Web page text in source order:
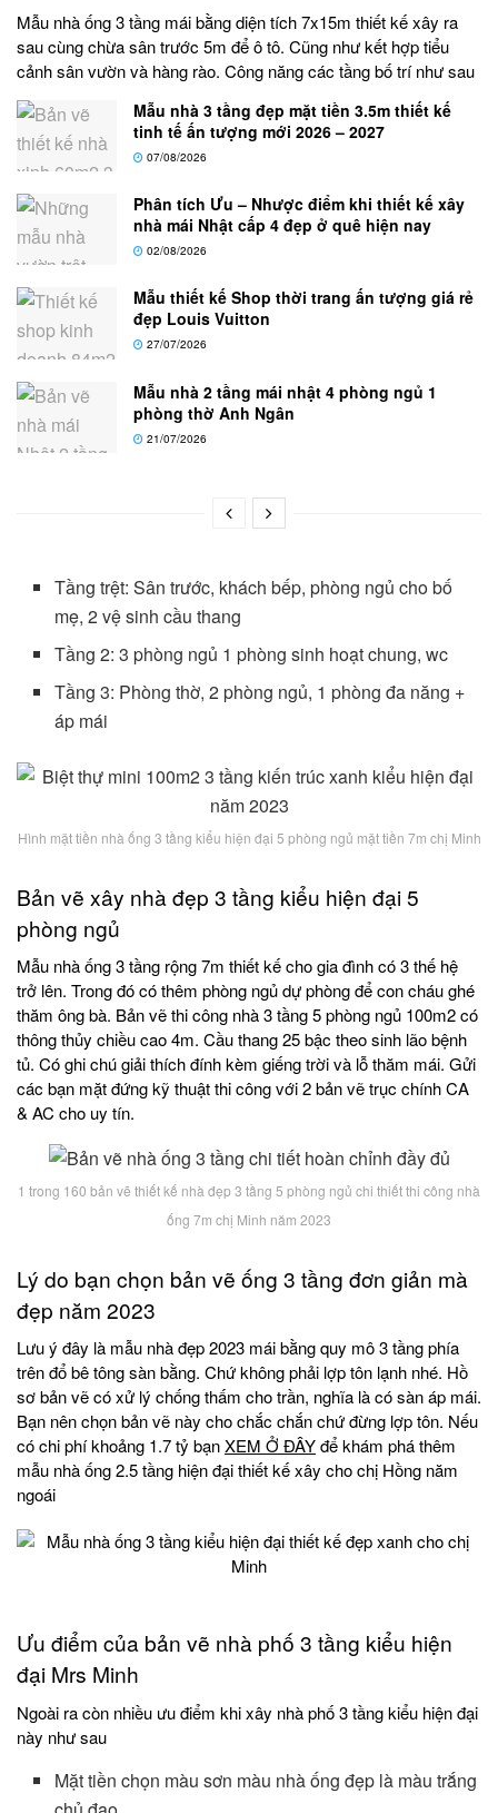
Mẫu nhà ống 3 tầng mái bằng diện tích 7x15m thiết kế xây ra
sau cùng chừa sân trước 5m để ô tô. Cũng như kết hợp tiểu
cảnh sân vườn và hàng rào. Công năng các tầng bố trí như sau
Mẫu nhà 3 tầng đẹp mặt tiền 3.5m thiết kế
tinh tế ấn tượng mới 2026 – 2027
07/08/2026
Phân tích Ưu – Nhược điểm khi thiết kế xây
nhà mái Nhật cấp 4 đẹp ở quê hiện nay
02/08/2026
Mẫu thiết kế Shop thời trang ấn tượng giá rẻ
đẹp Louis Vuitton
27/07/2026
Mẫu nhà 2 tầng mái nhật 4 phòng ngủ 1
phòng thờ Anh Ngân
21/07/2026
Tầng trệt: Sân trước, khách bếp, phòng ngủ cho bố
mẹ, 2 vệ sinh cầu thang
Tầng 2: 3 phòng ngủ 1 phòng sinh hoạt chung, wc
Tầng 3: Phòng thờ, 2 phòng ngủ, 1 phòng đa năng +
áp mái
Hình mặt tiền nhà ống 3 tầng kiểu hiện đại 5 phòng ngủ mặt tiền 7m chị Minh
Bản vẽ xây nhà đẹp 3 tầng kiểu hiện đại 5
phòng ngủ
Mẫu nhà ống 3 tầng rộng 7m thiết kế cho gia đình có 3 thế hệ
trở lên. Trong đó có thêm phòng ngủ dự phòng để con cháu ghé
thăm ông bà. Bản vẽ thi công nhà 3 tầng 5 phòng ngủ 100m2 có
thông thủy chiều cao 4m. Cầu thang 25 bậc theo sinh lão bệnh
tủ. Có ghi chú giải thích đính kèm giếng trời và lỗ thăm mái. Gửi
các bạn mặt đứng kỹ thuật thi công với 2 bản vẽ trục chính CA
& AC cho uy tín.
1 trong 160 bản vẽ thiết kế nhà đẹp 3 tầng 5 phòng ngủ chi thiết thi công nhà
ống 7m chị Minh năm 2023
Lý do bạn chọn bản vẽ ống 3 tầng đơn giản mà
đẹp năm 2023
Lưu ý đây là mẫu nhà đẹp 2023 mái bằng quy mô 3 tầng phía
trên đổ bê tông sàn bằng. Chứ không phải lợp tôn lạnh nhé. Hồ
sơ bản vẽ có xử lý chống thấm cho trần, nghĩa là có sàn áp mái.
Bạn nên chọn bản vẽ này cho chắc chắn chứ đừng lợp tôn. Nếu
có chi phí khoảng 1.7 tỷ bạnXEM Ở ĐÂYđể khám phá thêm
mẫu nhà ống 2.5 tầng hiện đại thiết kế xây cho chị Hồng năm
ngoái
Ưu điểm của bản vẽ nhà phố 3 tầng kiểu hiện
đại Mrs Minh
Ngoài ra còn nhiều ưu điểm khi xây nhà phố 3 tầng kiểu hiện đại
này như sau
Mặt tiền chọn màu sơn màu nhà ống đẹp là màu trắng